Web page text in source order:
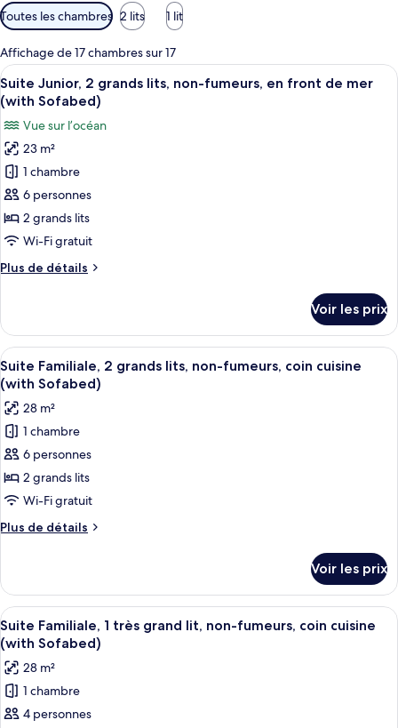
Filtres
disponibles
pour
les
chambres
Toutes les chambres 2 lits 1 lit
Affichage de 17 chambres sur 17
Afficher
toutes
les
photos
pour
ce
type
de
chambre :
Junior,
lits,
non-
fumeurs,
en
front
de
mer
(with
Sofabed)
Un balcon avec vue sur la plage et
6
Suite Junior, 2 grands lits, non-fumeurs, en front de mer
(with Sofabed)
Vue sur l’océan
23 m²
1 chambre
6 personnes
2 grands lits
Wi-Fi gratuit
Plus de détails
Plus
le
type
de
chambre
Suite
Junior,
2
grands
lits,
non-
en
front
de
Sofabed)
Voir les prix
Afficher
toutes
les
photos
pour
ce
type
de
chambre :
Suite
2
grands
lits,
non-
fumeurs,
coin
cuisine
Un salon avec un canapé bleu, un
10
Suite Familiale, 2 grands lits, non-fumeurs, coin cuisine
(with Sofabed)
28 m²
1 chambre
6 personnes
2 grands lits
Wi-Fi gratuit
Plus de détails
Plus
le
type
de
chambre
Suite
Familiale,
2
grands
lits,
Voir les prix
Afficher
toutes
les
photos
pour
ce
Un salon avec un canapé bleu, un
7
Suite Familiale, 1 très grand lit, non-fumeurs, coin cuisine
(with Sofabed)
28 m²
1 chambre
4 personnes